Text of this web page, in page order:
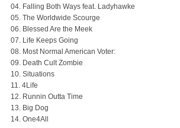
04. Falling Both Ways feat. Ladyhawke
05. The Worldwide Scourge
06. Blessed Are the Meek
07. Life Keeps Going
08. Most Normal American Voter:
09. Death Cult Zombie
10. Situations
11. 4Life
12. Runnin Outta Time
13. Big Dog
14. One4All